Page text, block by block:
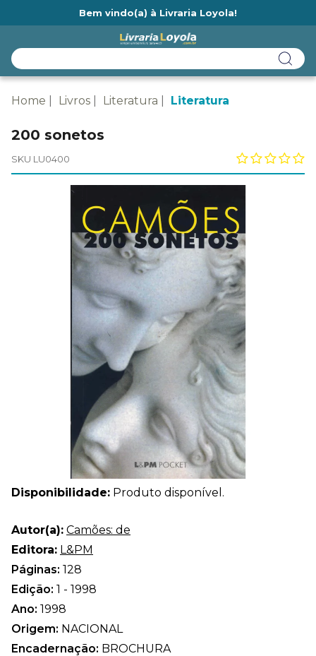
Bem vindo(a) à Livraria Loyola!
Home Livros Literatura Literatura
200 sonetos
SKU LU0400
Disponibilidade: Produto disponível.
Autor(a): Camões: de
Editora: L&PM
Páginas: 128
Edição: 1 - 1998
Ano: 1998
Origem: NACIONAL
Encadernação: BROCHURA